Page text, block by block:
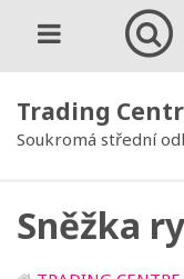
Trading
Soukromá střední
Sněžka